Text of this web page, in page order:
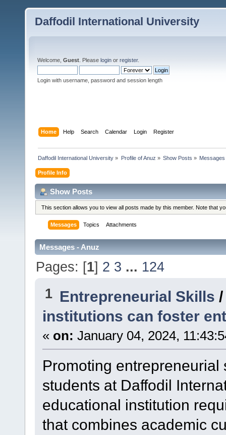
Daffodil International University
Welcome, Guest . Please login or register.
Login with username, password and session length
Home Help Search Calendar Login Register
Daffodil International University » Profile of Anuz » Show Posts » Messages
Profile Info
Show Posts
This section allows you to view all posts made by this member. Note that
Messages Topics Attachments
Messages - Anuz
Pages: [1] 2 3 ... 124
1 Entrepreneurial Skills
institutions can foster
« on: January 04, 2024,
Promoting
students at Daffodil
educational institution
that combines academic